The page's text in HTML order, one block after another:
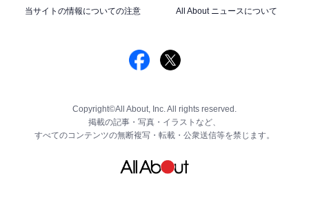
当サイトの情報についての注意
All About ニュースについて
Copyright©All About, Inc. All rights reserved.
掲載の記事・写真・イラストなど、
すべてのコンテンツの無断複写・転載・公衆送信等を禁じます。